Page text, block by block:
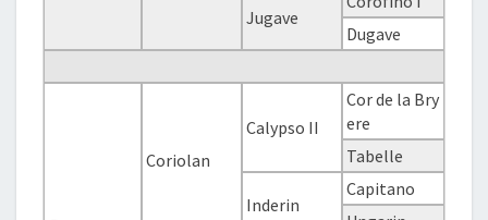
Jugave
Dugave
Coriolan
Calypso II
Cor de la Bry
ere
Tabelle
Inderin
Capitano